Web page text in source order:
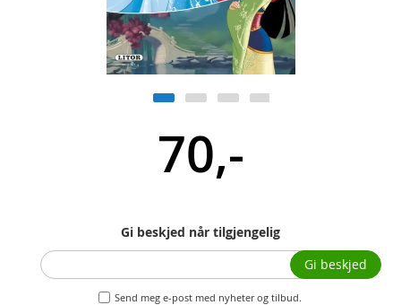
70,-
Gi beskjed når tilgjengelig
Send meg e-post med nyheter og tilbud.
Gi beskjed